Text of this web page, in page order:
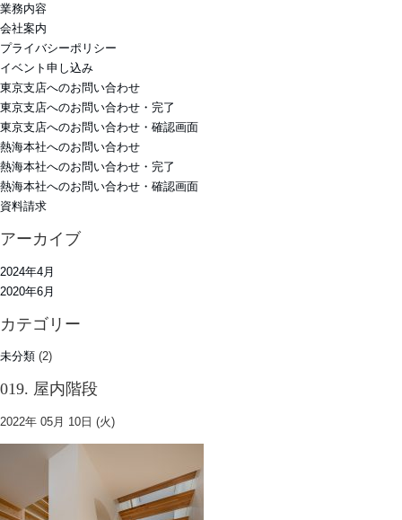
業務内容
会社案内
プライバシーポリシー
イベント申し込み
東京支店へのお問い合わせ
東京支店へのお問い合わせ・完了
東京支店へのお問い合わせ・確認画面
熱海本社へのお問い合わせ
熱海本社へのお問い合わせ・完了
熱海本社へのお問い合わせ・確認画面
資料請求
アーカイブ
2024年4月
2020年6月
カテゴリー
未分類 (2)
019. 屋内階段
2022年 05月 10日 (火)